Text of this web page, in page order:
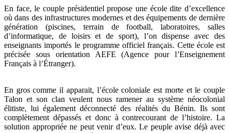
En face, le couple présidentiel propose une école dite d’excellence
où dans des infrastructures modernes et des équipements de dernière
génération (piscines, terrain de football, laboratoires, salles
d’informatique, de loisirs et de sport), l’on dispense avec des
enseignants importés le programme officiel français. Cette école est
précisée sous orientation AEFE (Agence pour l’Enseignement
Français à l’Étranger).
En gros comme il apparait, l’école coloniale est morte et le couple
Talon et son clan veulent nous ramener au système néocolonial
élitiste, lui également déconnecté des réalités du Bénin. Ils sont
complètement dépassés et donc à contrecourant de l’histoire. La
solution appropriée ne peut venir d’eux. Le peuple avise déjà avec